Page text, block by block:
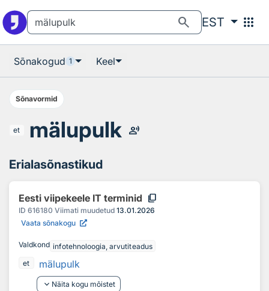
search EST apps
Sõnakogud 1 Keel
Sõnavormid
et mälupulk record_voice_over
Erialasõnastikud
Eesti viipekeele IT terminid content_copy
ID 616180 Viimati muudetud 13.01.2026
Vaata sõnakogu
Valdkond infotehnoloogia, arvutiteadus
et
mälupulk
keyboard_arrow_down Näita kogu mõistet